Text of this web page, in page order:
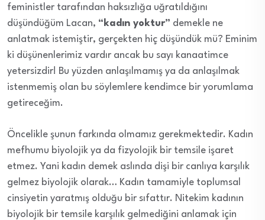
feministler tarafından haksızlığa uğratıldığını
düşündüğüm Lacan, “kadın yoktur” demekle ne
anlatmak istemiştir, gerçekten hiç düşündük mü? Eminim
ki düşünenlerimiz vardır ancak bu sayı kanaatimce
yetersizdir! Bu yüzden anlaşılmamış ya da anlaşılmak
istenmemiş olan bu söylemlere kendimce bir yorumlama
getireceğim.
Öncelikle şunun farkında olmamız gerekmektedir. Kadın
mefhumu biyolojik ya da fizyolojik bir temsile işaret
etmez. Yani kadın demek aslında dişi bir canlıya karşılık
gelmez biyolojik olarak… Kadın tamamiyle toplumsal
cinsiyetin yaratmış olduğu bir sıfattır. Nitekim kadının
biyolojik bir temsile karşılık gelmediğini anlamak için